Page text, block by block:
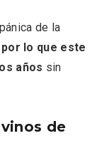
de la
por lo que este
años sin
de